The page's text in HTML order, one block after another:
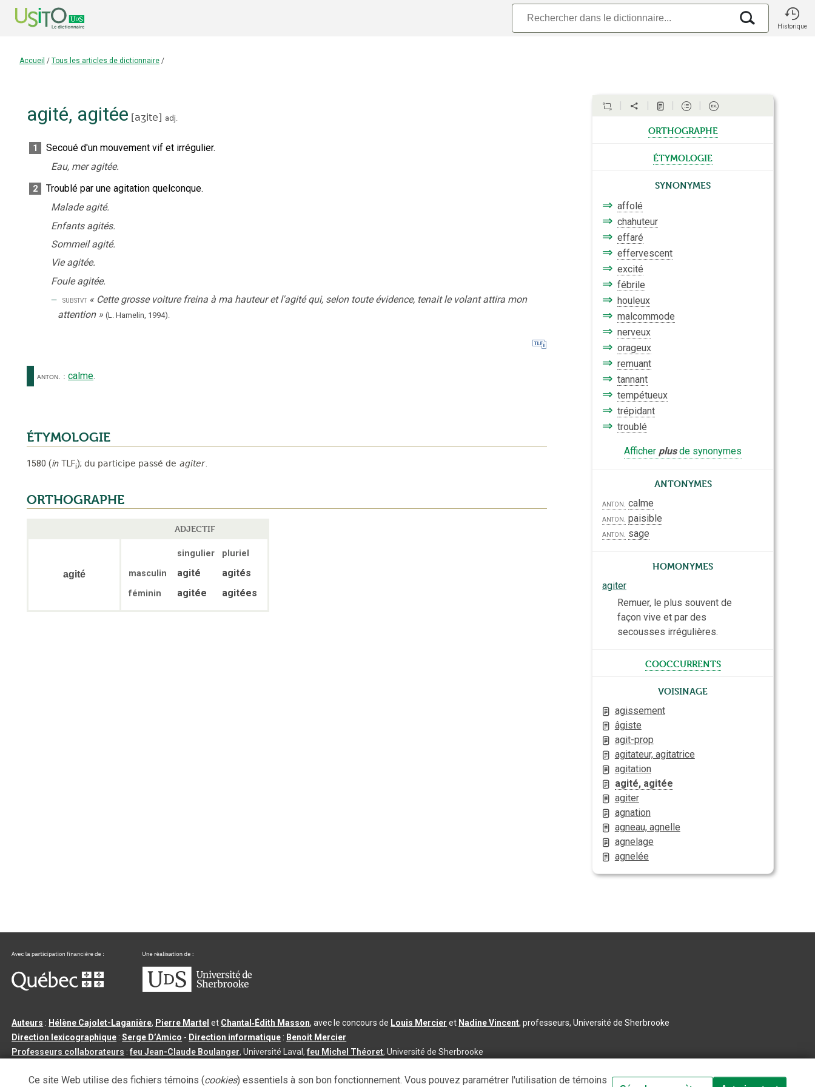
Historique
Accueil / Tous les articles de dictionnaire /
agité, agitée [aʒite] adj.
1
Secoué d'un mouvement vif et irrégulier.
Eau, mer agitée.
2
Troublé par une agitation quelconque.
Malade agité.
Enfants agités.
Sommeil agité.
Vie agitée.
Foule agitée.
‒ substvt « Cette grosse voiture freina à ma hauteur et l'agité qui, selon toute évidence, tenait le volant attira mon
attention » (L. Hamelin, 1994).
anton. : calme.
ÉTYMOLOGIE
1580 (in TLFi); du participe passé de agiter.
ORTHOGRAPHE
ADJECTIF
agité
singulier
pluriel
masculin
agité agités
féminin agitée agitées
orthographe
étymologie
Synonymes
⇒ affolé
⇒ chahuteur
⇒ effaré
⇒ effervescent
⇒ excité
⇒ fébrile
⇒ houleux
⇒ malcommode
⇒ nerveux
⇒ orageux
⇒ remuant
⇒ tannant
⇒ tempétueux
⇒ trépidant
⇒ troublé
Afficher plusde synonymes
Antonymes
anton. calme
anton. paisible
anton. sage
Homonymes
agiter
Remuer, le plus souvent de
façon vive et par des
secousses irrégulières.
cooccurrents
Voisinage
agissement
âgiste
agit-prop
agitateur, agitatrice
agitation
agité, agitée
agiter
agnation
agneau, agnelle
agnelage
agnelée
Auteurs : Hélène Cajolet-Laganière, Pierre Martel et Chantal‑Édith Masson, avec le concours de Louis Mercier et Nadine Vincent, professeurs, Université de Sherbrooke
Direction lexicographique :Serge D’Amico - Direction informatique : Benoit Mercier
Professeurs collaborateurs :feu Jean-Claude Boulanger, Université Laval,feu Michel Théoret, Université de Sherbrooke
Ce site Web utilise des fichiers témoins (cookies) essentiels à son bon fonctionnement. Vous pouvez paramétrer l'utilisation de témoins